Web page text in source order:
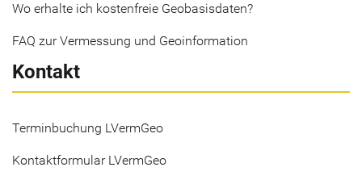
Wo erhalte ich kostenfreie Geobasisdaten?
FAQ zur Vermessung und Geoinformation
Kontakt
Terminbuchung LVermGeo
Kontaktformular LVermGeo